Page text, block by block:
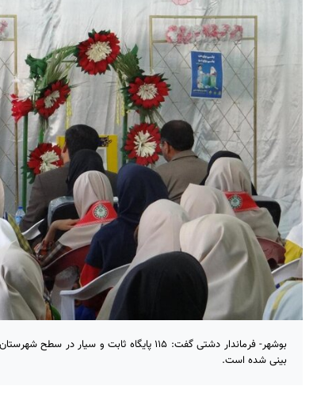
بوشهر- فرماندار دشتی گفت: ۱۱۵ پایگاه ثابت و
بینی شده است.